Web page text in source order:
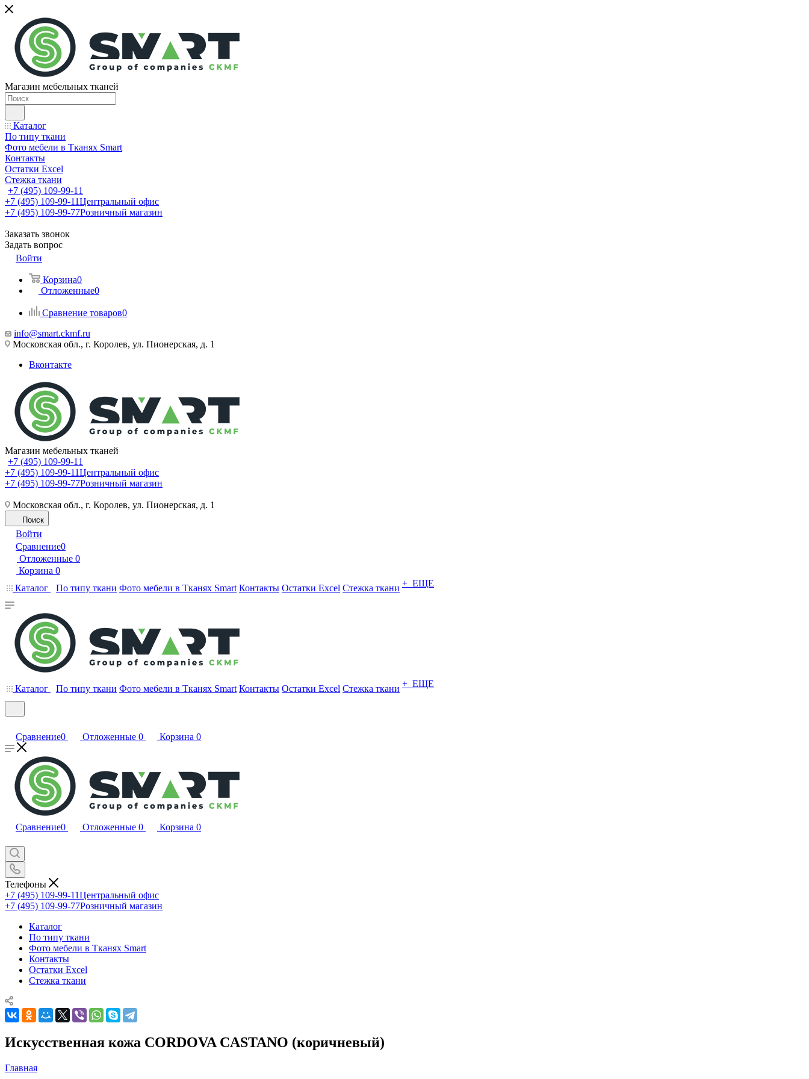
Магазин мебельных тканей
Каталог
По типу ткани
Фото мебели в Тканях Smart
Контакты
Остатки Excel
Стежка ткани
+7 (495) 109-99-11
+7 (495) 109-99-11Центральный офис
+7 (495) 109-99-77Розничный магазин
Заказать звонок
Задать вопрос
Войти
Корзина0
Отложенные0
Сравнение товаров0
info@smart.ckmf.ru
Московская обл., г. Королев, ул. Пионерская, д. 1
Вконтакте
Магазин мебельных тканей
+7 (495) 109-99-11
+7 (495) 109-99-11Центральный офис
+7 (495) 109-99-77Розничный магазин
Московская обл., г. Королев, ул. Пионерская, д. 1
Поиск
Войти
Сравнение0
Отложенные 0
Корзина 0
Каталог
По типу ткани Фото мебели в Тканях Smart Контакты Остатки Excel Стежка ткани + ЕЩЕ
Каталог По типу ткани Фото мебели в Тканях Smart Контакты Остатки Excel Стежка ткани + ЕЩЕ
Сравнение0 Отложенные 0 Корзина 0
Сравнение0 Отложенные 0 Корзина 0
Телефоны
+7 (495) 109-99-11Центральный офис
+7 (495) 109-99-77Розничный магазин
Каталог
По типу ткани
Фото мебели в Тканях Smart
Контакты
Остатки Excel
Стежка ткани
Искусственная кожа CORDOVA CASTANO (коричневый)
Главная